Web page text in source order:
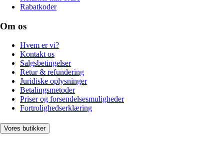
Rabatkoder
Om os
Hvem er vi?
Kontakt os
Salgsbetingelser
Retur & refundering
Juridiske oplysninger
Betalingsmetoder
Priser og forsendelsesmuligheder
Fortrolighedserklæring
Vores butikker